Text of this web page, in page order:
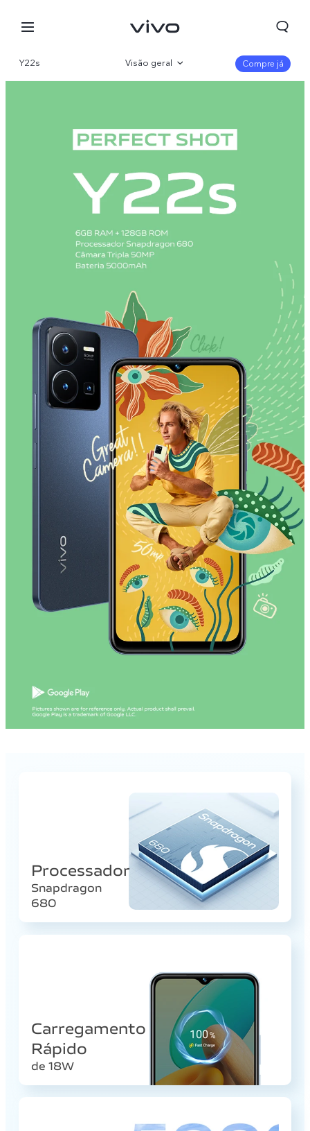
Y22s Visão geral
Parâmetro
Compre já
Processador
Snapdragon
680
Carregamento
Rápido
de 18W